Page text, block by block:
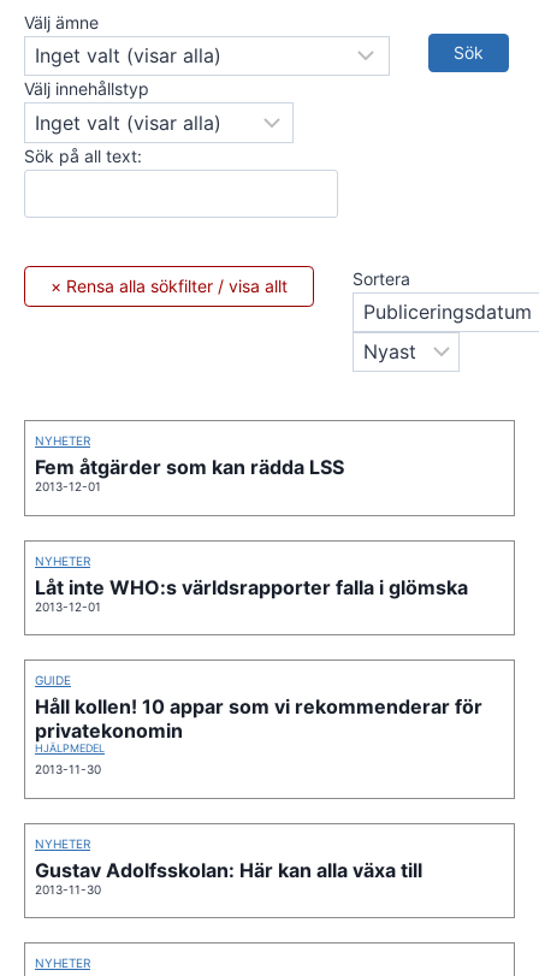
Välj ämne
Välj innehållstyp
Sök på all text:
Sortera
NYHETER
Fem åtgärder som kan rädda LSS
2013-12-01
NYHETER
Låt inte WHO:s världsrapporter falla i glömska
2013-12-01
GUIDE
Håll kollen! 10 appar som vi rekommenderar för
privatekonomin
HJÄLPMEDEL
2013-11-30
NYHETER
Gustav Adolfsskolan: Här kan alla växa till
2013-11-30
NYHETER